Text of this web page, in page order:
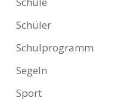
Schüler
Schulprogramm
Segeln
Sport